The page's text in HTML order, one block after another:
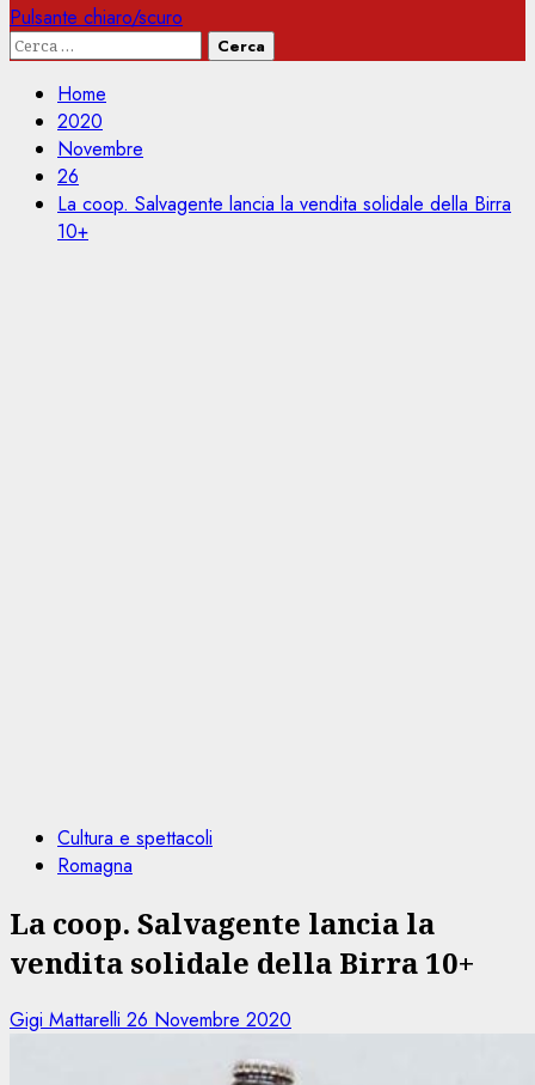
Pulsante chiaro/scuro
Ricerca
Home
2020
Novembre
26
La coop. Salvagente lancia la vendita solidale della Birra
10+
Cultura e spettacoli
Romagna
La coop. Salvagente lancia la
vendita solidale della Birra 10+
Gigi Mattarelli 26 Novembre 2020